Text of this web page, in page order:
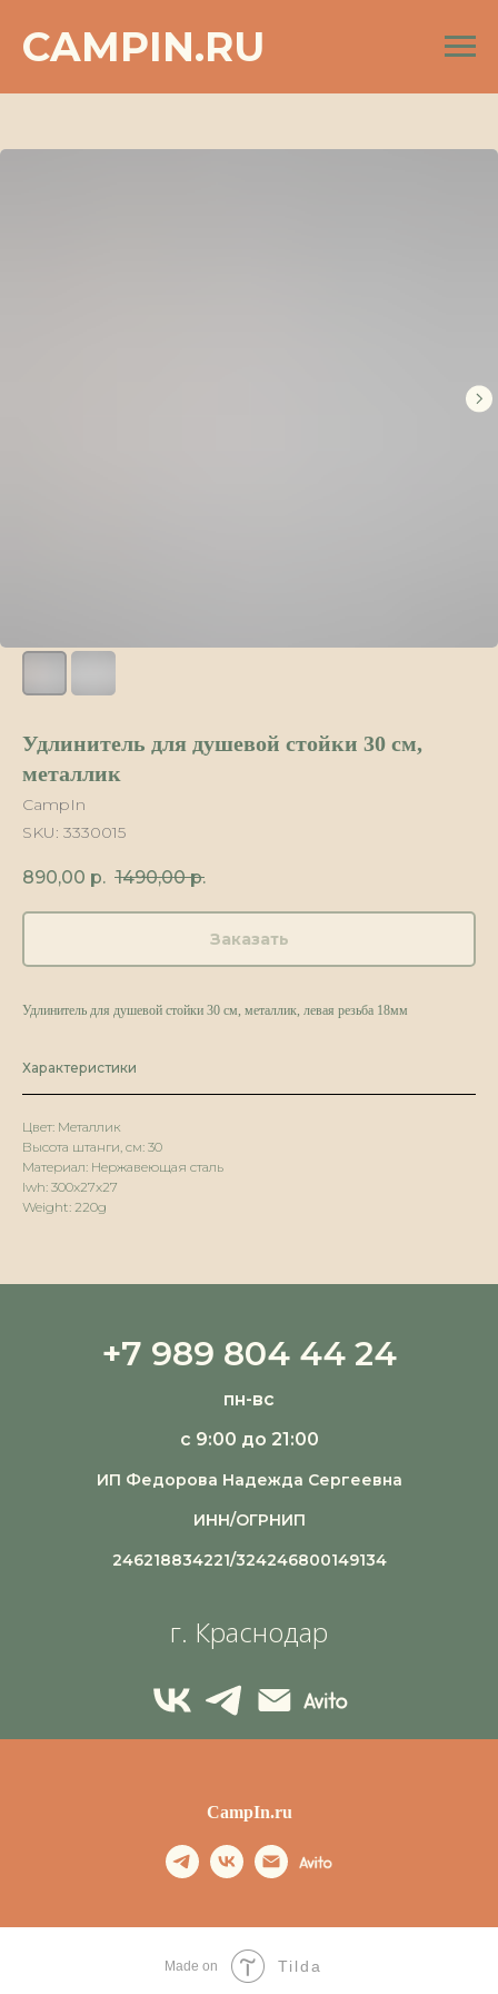
CAMPIN.RU
Удлинитель для душевой стойки 30 см,
металлик
CampIn
SKU: 3330015
890,00 р. 1490,00 р.
Заказать
Удлинитель для душевой стойки 30 см, металлик, левая резьба 18мм
Характеристики
Цвет: Металлик
Высота штанги, см: 30
Материал: Нержавеющая сталь
lwh: 300x27x27
Weight: 220g
+7 989 804 44 24
пн-вс
с 9:00 до 21:00
ИП Федорова Надежда Сергеевна
ИНН/ОГРНИП
246218834221/324246800149134
г. Краснодар
CampIn.ru
Made on Tilda